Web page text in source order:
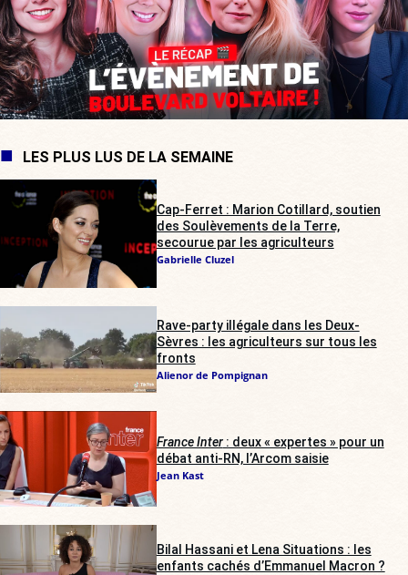
LES PLUS LUS DE LA SEMAINE
Cap-Ferret : Marion Cotillard, soutien
des Soulèvements de la Terre,
secourue par les agriculteurs
Gabrielle Cluzel
Rave-party illégale dans les Deux-
Sèvres : les agriculteurs sur tous les
fronts
Alienor de Pompignan
France Inter: deux « expertes » pour un
débat anti-RN, l’Arcom saisie
Jean Kast
Bilal Hassani et Lena Situations : les
enfants cachés d’Emmanuel Macron ?